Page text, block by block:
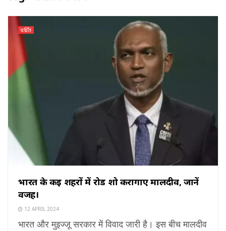
चर्चित
भारत के कई शहरों में रोड शो करागाए मालदीव, जानें
वजह।
12 APRIL 2024
भारत और मुइज्जू सरकार में विवाद जारी है। इस बीच मालदीव